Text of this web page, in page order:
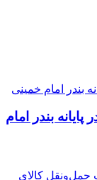
بندر امام